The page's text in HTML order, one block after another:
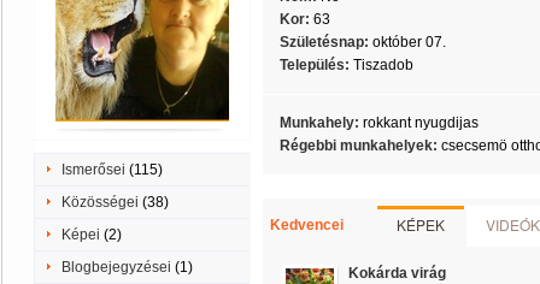
Ismerősei (115)
Közösségei (38)
Képei (2)
Blogbejegyzései (1)
Kor: 63
Születésnap: október 07.
Település: Tiszadob
Munkahely: rokkant nyugdijas
Régebbi munkahelyek: csecsemö
Kedvencei KÉPEK VIDEÓK
Kokárda virág